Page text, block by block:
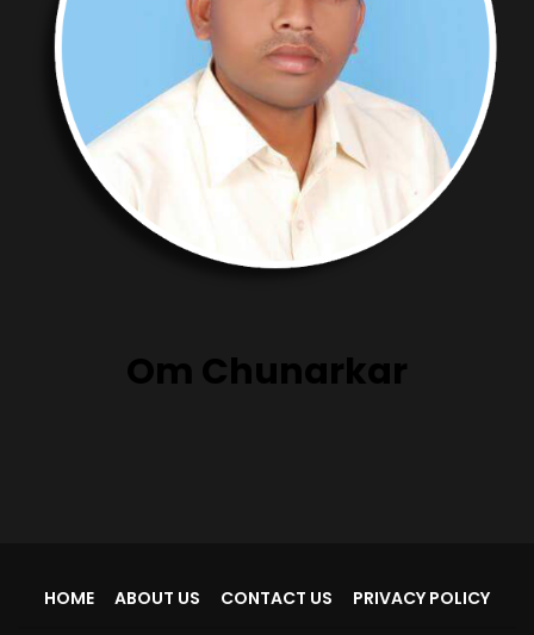
Om Chunarkar
HOME ABOUT US CONTACT US PRIVACY POLICY